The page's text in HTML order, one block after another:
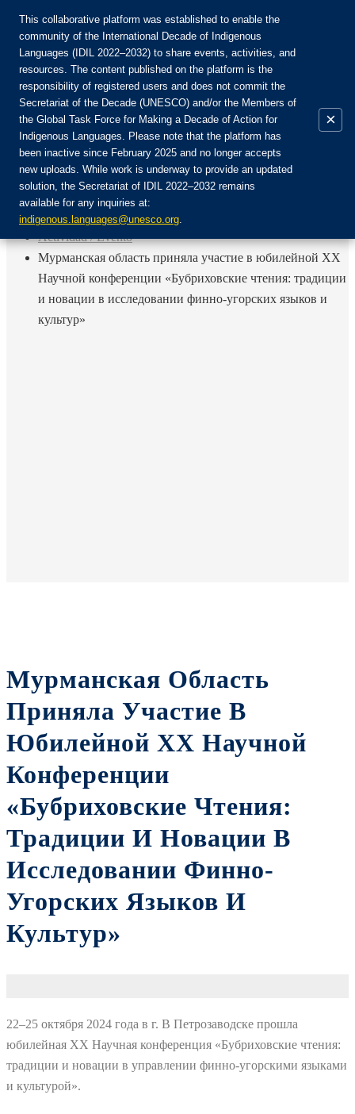
Únete a la comunidad:
Login
ES
EN
FR
RU
Inicio
Actividad / Evento
Мурманская область приняла участие в юбилейной XX
Научной конференции «Бубриховские чтения: традиции
и новации в исследовании финно-угорских языков и
культур»
Мурманская Область
Приняла Участие В
Юбилейной XX Научной
Конференции
«Бубриховские Чтения:
Традиции И Новации В
Исследовании Финно-
Угорских Языков И
Культур»
22–25 октября 2024 года в г. В Петрозаводске прошла
юбилейная XX Научная конференция «Бубриховские чтения:
традиции и новации в управлении финно-угорскими языками
и культурой».
This collaborative platform was established to enable the
community of the International Decade of Indigenous
Languages (IDIL 2022–2032) to share events, activities, and
resources. The content published on the platform is the
responsibility of registered users and does not commit the
Secretariat of the Decade (UNESCO) and/or the Members of
the Global Task Force for Making a Decade of Action for
Indigenous Languages. Please note that the platform has
been inactive since February 2025 and no longer accepts
new uploads. While work is underway to provide an updated
solution, the Secretariat of IDIL 2022–2032 remains
available for any inquiries at:
indigenous.languages@unesco.org.
×